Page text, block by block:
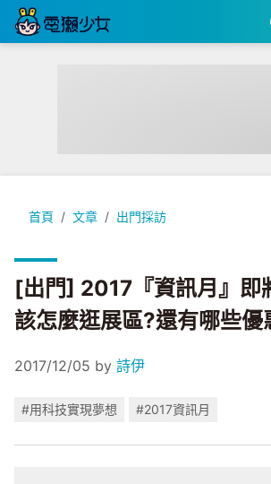
首頁 文章 出門採訪
[出門] 2017『資訊月』即將開跑!!今年
[出門] 2017『資訊月』即
該怎麼逛展區?還有哪些優
2017/12/05 by 詩伊
#用科技實現夢想 #2017資訊月